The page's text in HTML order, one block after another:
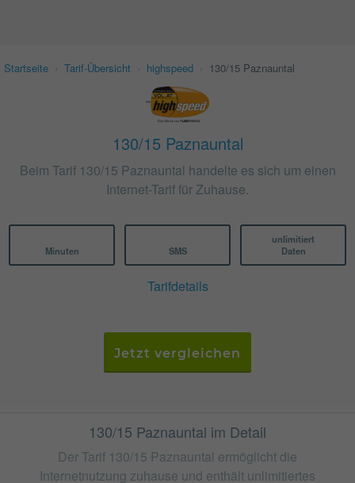
Startseite Tarif-Übersicht highspeed 130/15 Paznauntal
130/15 Paznauntal
Beim Tarif 130/15 Paznauntal handelte es sich um einen
Internet-Tarif für Zuhause.
Minuten SMS
unlimitiert
Daten
Tarifdetails
Jetzt vergleichen
130/15 Paznauntal im Detail
Der Tarif 130/15 Paznauntal ermöglicht die
Internetnutzung zuhause und enthält unlimitiertes